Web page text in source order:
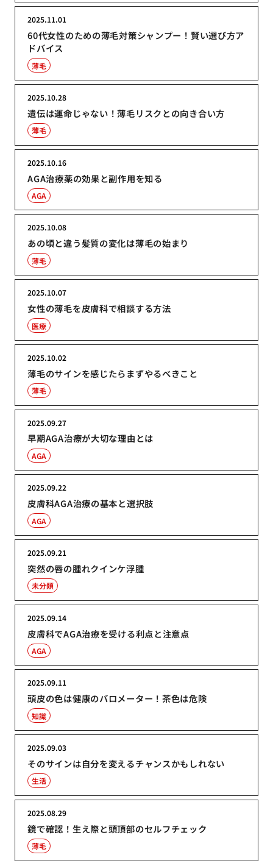
60代女性のための薄毛対策シャンプー！賢い選び方ア
ドバイス
2025.11.01
薄毛
遺伝は運命じゃない！薄毛リスクとの向き合い方
2025.10.28
薄毛
AGA治療薬の効果と副作用を知る
2025.10.16
AGA
あの頃と違う髪質の変化は薄毛の始まり
2025.10.08
薄毛
女性の薄毛を皮膚科で相談する方法
2025.10.07
医療
薄毛のサインを感じたらまずやるべきこと
2025.10.02
薄毛
早期AGA治療が大切な理由とは
2025.09.27
AGA
皮膚科AGA治療の基本と選択肢
2025.09.22
AGA
突然の唇の腫れクインケ浮腫
2025.09.21
未分類
皮膚科でAGA治療を受ける利点と注意点
2025.09.14
AGA
頭皮の色は健康のバロメーター！茶色は危険
2025.09.11
知識
そのサインは自分を変えるチャンスかもしれない
2025.09.03
生活
鏡で確認！生え際と頭頂部のセルフチェック
2025.08.29
薄毛